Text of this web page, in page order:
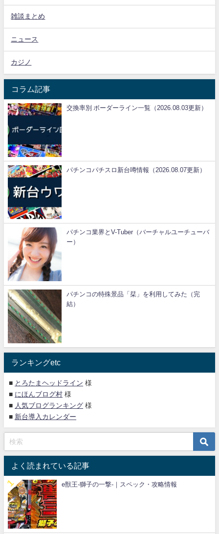
雑談まとめ
ニュース
カジノ
コラム記事
交換率別 ボーダーライン一覧（2026.08.03更新）
パチンコパチスロ新台噂情報（2026.08.07更新）
パチンコ業界とV-Tuber（バーチャルユーチューバ
ー）
パチンコの特殊景品「栞」を利用してみた（完
結）
ランキングetc
■ とろたまヘッドライン 様
■ にほんブログ村 様
■ 人気ブログランキング 様
■ 新台導入カレンダー
よく読まれている記事
e獣王-獅子の一撃-｜スペック・攻略情報